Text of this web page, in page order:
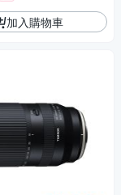
加入購物車